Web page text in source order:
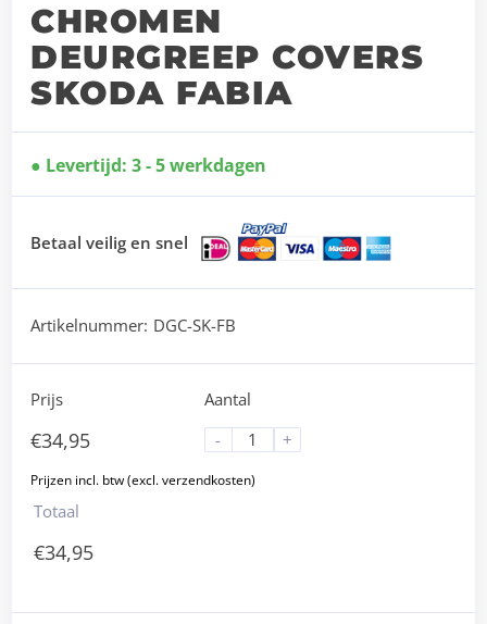
CHROMEN
DEURGREEP COVERS
SKODA FABIA
Levertijd: 3 - 5 werkdagen
Betaal veilig en snel
Artikelnummer: DGC-SK-FB
Prijs
€34,95
Aantal
-
+
Totaal
€34,95